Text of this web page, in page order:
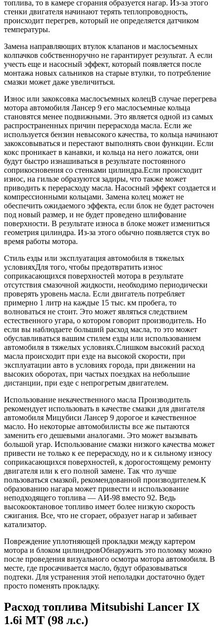
топлива, то в камере сгорания образуется нагар. Из-за этого
стенки двигателя начинают терять теплопроводность,
происходит перегрев, который не определяется датчиком
температуры.
Замена направляющих втулок клапанов и маслосъемных
колпачков собственноручно не гарантирует результат. А если
учесть еще и насосный эффект, который появляется после
монтажа новых сальников на старые втулки, то потребление
смазки может даже увеличиться.
Износ или закоксовка маслосъемных колецВ случае перегрева
мотора автомобиля Лансер 9 его маслосъемные кольца
становятся менее подвижными. Это является одной из самых
распространенных причин перерасхода масла. Если же
используется бензин невысокого качества, то кольца начинают
закоксовываться и перестают выполнять свои функции. Если
кокс проникает в канавки, и кольца на него ложатся, они
будут быстро изнашиваться в результате постоянного
соприкосновения со стенками цилиндра.Если происходит
износ, на гильзе образуются задиры, что также может
приводить к перерасходу масла. Насосный эффект создается и
компрессионными кольцами. Замена колец может не
обеспечить ожидаемого эффекта, если блок не будет расточен
под новый размер, и не будет проведено шлифование
поверхности. В результате износа в блоке может измениться
геометрия цилиндра. Из-за этого обычно появляется стук во
время работы мотора.
Стиль езды или эксплуатация автомобиля в тяжелых
условияхДля того, чтобы предотвратить износ
соприкасающихся поверхностей мотора в результате
отсутствия смазочной жидкости, необходимо периодически
проверять уровень масла. Если двигатель потребляет
примерно 1 литр на каждые 15 тыс. км пробега, то
волноваться не стоит. Это может являться следствием
естественного угара, о котором говорит производитель. Но
если вы наблюдаете больший расход масла, то это может
обуславливаться вашим стилем езды или использованием
автомобиля в тяжелых условиях.Слишком высокий расход
масла происходит при езде на высокой скорости, при
эксплуатации авто в условиях города, при движении на
высоких оборотах, при частых поездках на небольшие
дистанции, при езде с непрогретым двигателем.
Использование некачественного масла Производитель
рекомендует использовать в качестве смазки для двигателя
автомобиля Мицубиси Лансер 9 дорогое и качественное
масло. Но некоторые автомобилисты все же пытаются
заменить его дешевыми аналогами. Это может вызывать
большой угар. Использование смазки низкого качества может
привести не только к ее перерасходу, но и к сильному износу
соприкасающихся поверхностей, к дорогостоящему ремонту
двигателя или к его полной замене. Так что лучше
пользоваться смазкой, рекомендованной производителем.К
образованию нагара может привести и использование
неподходящего топлива — АИ-98 вместо 92. Ведь
высокооктановое топливо имеет более низкую скорость
сжигания. Все, что не сгорает, образует нагар и забивает
катализатор.
Повреждение уплотняющей прокладки между картером
мотора и блоком цилиндровОбнаружить это поломку можно
после проведения визуального осмотра мотора автомобиля. В
месте, где просачивается масло, будут образовываться
подтеки. Для устранения этой неполадки достаточно будет
просто поменять прокладку.
Расход топлива Mitsubishi Lancer IX
1.6i MT (98 л.с.)